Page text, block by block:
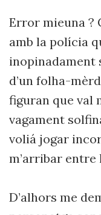
Error mieuna ?
amb la polícia
inopinadament
d’un folha-
figuran que val
vagament
voliá jogar
m’arribar entre
D’alhors me